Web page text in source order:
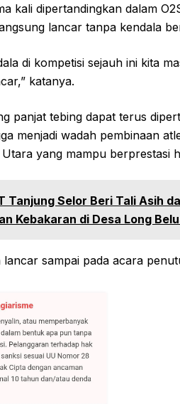
kali dipertandingkan dalam
lancar tanpa kendala
di kompetisi sejauh ini kita
katanya.
panjat tebing dapat terus
menjadi wadah pembinaan
yang mampu berprestasi
Tanjung Selor Beri Tali Asih
Kebakaran di Desa Long
sampai pada acara